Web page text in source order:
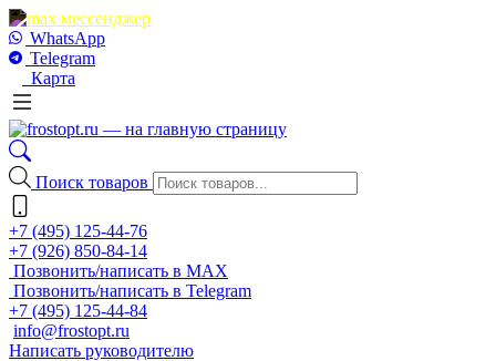
WhatsApp
Telegram
Карта
Поиск товаров
+7 (495) 125-44-76
+7 (926) 850-84-14
Позвонить/написать в MAX
Позвонить/написать в Telegram
+7 (495) 125-44-84
info@frostopt.ru
Написать руководителю